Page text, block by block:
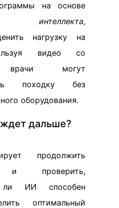
на основе
интеллекта,
нагрузку на
видео со
врачи могут
походку без
оборудования.
дальше?
продолжить
и проверить,
ли ИИ способен
оптимальный